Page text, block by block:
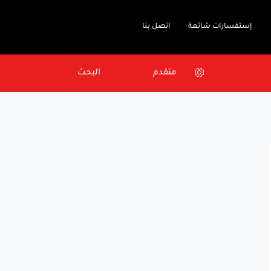
إستفسارات شائعة اتصل بنا
متقدم البحث